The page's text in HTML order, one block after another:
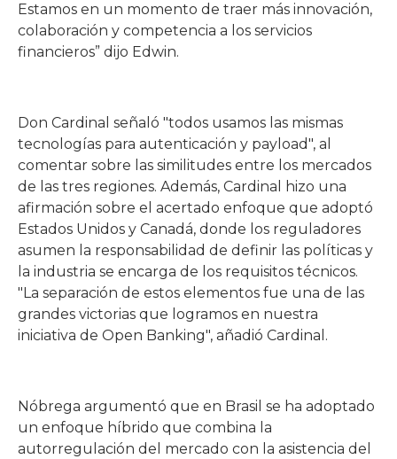
Estamos en un momento de traer más innovación,
colaboración y competencia a los servicios
financieros” dijo Edwin.
Don Cardinal señaló "todos usamos las mismas
tecnologías para autenticación y payload", al
comentar sobre las similitudes entre los mercados
de las tres regiones. Además, Cardinal hizo una
afirmación sobre el acertado enfoque que adoptó
Estados Unidos y Canadá, donde los reguladores
asumen la responsabilidad de definir las políticas y
la industria se encarga de los requisitos técnicos.
"La separación de estos elementos fue una de las
grandes victorias que logramos en nuestra
iniciativa de Open Banking", añadió Cardinal.
Nóbrega argumentó que en Brasil se ha adoptado
un enfoque híbrido que combina la
autorregulación del mercado con la asistencia del